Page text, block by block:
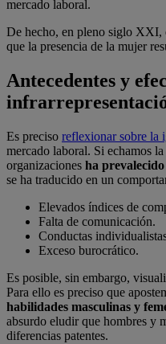
mercado laboral.
De hecho, en pleno siglo XXI,
que la presencia de la mujer
Antecedentes y
Es preciso reflexionar sobre la
mercado laboral. Si echamos
organizaciones ha
se ha traducido en un
Elevados índices de
Falta de comunicación.
Conductas
Exceso burocrático.
Es posible, sin embargo,
Para ello es preciso que
habilidades masculinas y
absurdo eludir que hombres y
diferencias patentes.